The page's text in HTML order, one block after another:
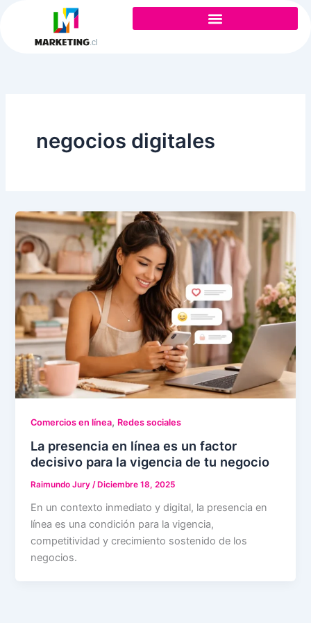
contenido
negocios digitales
Comercios en línea, Redes sociales
La presencia en línea es un factor
decisivo para la vigencia de tu negocio
Raimundo Jury/ Diciembre 18, 2025
En un contexto inmediato y digital, la presencia en
línea es una condición para la vigencia,
competitividad y crecimiento sostenido de los
negocios.